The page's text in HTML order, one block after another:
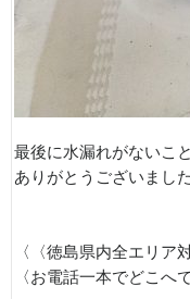
最後に水漏れがないこ
ありがとうございました
〈〈徳島県内全エリア
〈お電話一本でどこへ